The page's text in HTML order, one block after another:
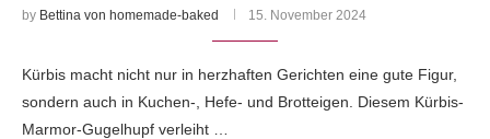
by Bettina von homemade-baked 15. November 2024
Kürbis macht nicht nur in herzhaften Gerichten eine gute Figur,
sondern auch in Kuchen-, Hefe- und Brotteigen. Diesem Kürbis-
Marmor-Gugelhupf verleiht …